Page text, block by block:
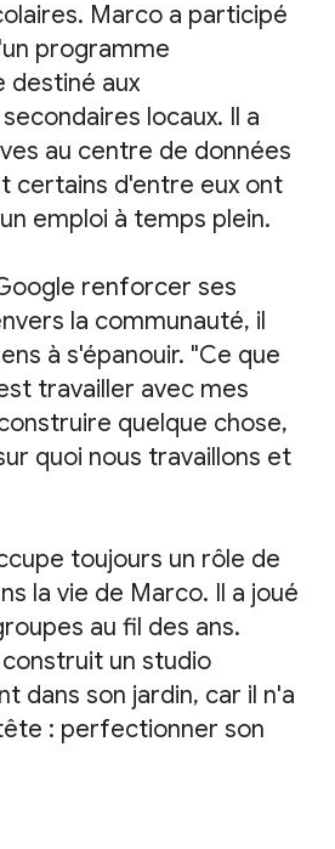
Marco a participé
programme
destiné aux
locaux. Il a
au centre de données
certains d'entre eux ont
emploi à temps plein.
renforcer ses
la communauté, il
à s'épanouir. "Ce que
travailler avec mes
quelque chose,
quoi nous travaillons et
toujours un rôle de
la vie de Marco. Il a joué
au fil des ans.
un studio
dans son jardin, car il n'a
: perfectionner son